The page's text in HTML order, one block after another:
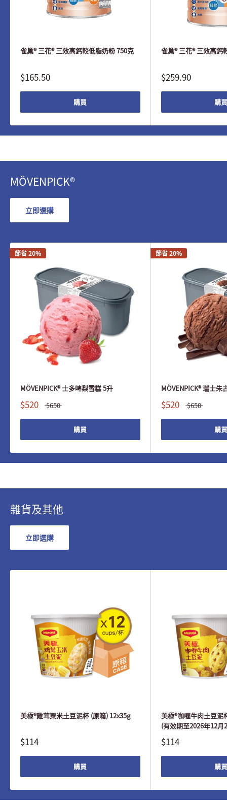
雀巢® 三花® 三效高鈣較低脂奶粉 750克
$165.50
購買
雀巢® 三花® 三效高鈣
$259.90
購
MÖVENPICK®
立即選購
節省 20%
MÖVENPICK® 士多啤梨雪糕 5升
$520 $650
購買
節省 20%
MÖVENPICK® 瑞士朱
$520 $650
購
雜貨及其他
立即選購
美極®雞茸粟米土豆泥杯 (原箱) 12x35g
$114
購買
美極®咖喱牛肉土豆泥
(有效期至2026年12月
$114
購